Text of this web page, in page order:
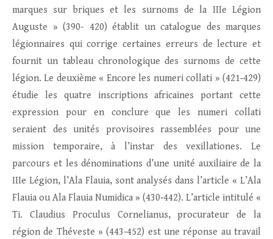
marques sur briques et les surnoms de la IIIe Légion
Auguste » (390- 420) établit un catalogue des marques
légionnaires qui corrige certaines erreurs de lecture et
fournit un tableau chronologique des surnoms de cette
légion. Le deuxième « Encore les numeri collati » (421‑429)
étudie les quatre inscriptions africaines portant cette
expression pour en conclure que les numeri collati
seraient des unités provisoires rassemblées pour une
mission temporaire, à l’instar des vexillationes. Le
parcours et les dénominations d’une unité auxiliaire de la
IIIe Légion, l’Ala Flauia, sont analysés dans l’article « L’Ala
Flauia ou Ala Flauia Numidica » (430‑442). L’article intitulé «
Ti. Claudius Proculus Cornelianus, procurateur de la
région de Théveste » (443‑452) est une réponse au travail